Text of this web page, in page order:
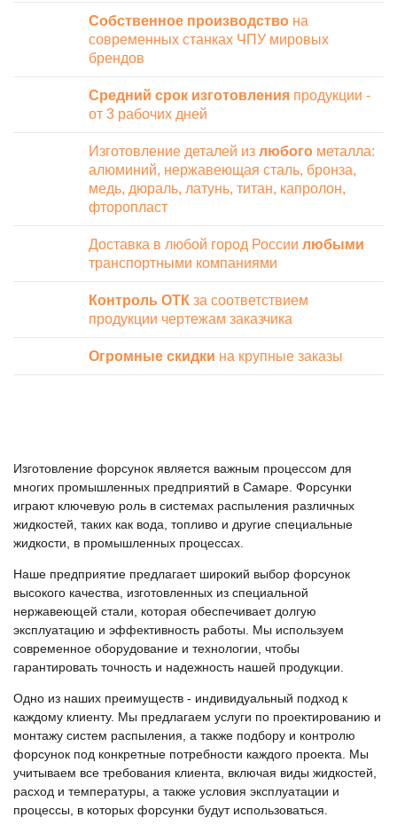
Собственное производство на
современных станках ЧПУ мировых
брендов
Средний срок изготовления продукции -
от 3 рабочих дней
Изготовление деталей из любого металла:
алюминий, нержавеющая сталь, бронза,
медь, дюраль, латунь, титан, капролон,
фторопласт
Доставка в любой город России любыми
транспортными компаниями
Контроль ОТК за соответствием
продукции чертежам заказчика
Огромные скидки на крупные заказы
Изготовление форсунок является важным процессом для
многих промышленных предприятий в Самаре. Форсунки
играют ключевую роль в системах распыления различных
жидкостей, таких как вода, топливо и другие специальные
жидкости, в промышленных процессах.
Наше предприятие предлагает широкий выбор форсунок
высокого качества, изготовленных из специальной
нержавеющей стали, которая обеспечивает долгую
эксплуатацию и эффективность работы. Мы используем
современное оборудование и технологии, чтобы
гарантировать точность и надежность нашей продукции.
Одно из наших преимуществ - индивидуальный подход к
каждому клиенту. Мы предлагаем услуги по проектированию и
монтажу систем распыления, а также подбору и контролю
форсунок под конкретные потребности каждого проекта. Мы
учитываем все требования клиента, включая виды жидкостей,
расход и температуры, а также условия эксплуатации и
процессы, в которых форсунки будут использоваться.